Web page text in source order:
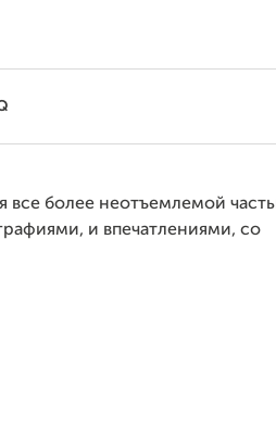
все более неотъемлемой
и впечатлениями, со